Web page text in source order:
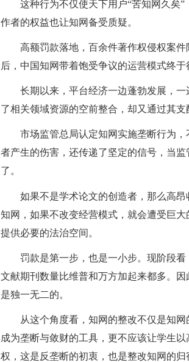
这种行为不仅使天下用户“苦知网久矣
作者的权益也让知网备受质疑。
高额罚款落地，百余件著作权侵权案
后，中国知网带着饱受争议的运营模式终于
长期以来，平台经济一边蓬勃发展，
了相关领域资源的空前整合，却又通过其
市场监管总局认定知网实施垄断行为
者产生的伤害，还传递了坚定的信号，当
了。
如果不是学术论文的创造者，那么高
知网，如果不改变经营模式，就会遭受巨
提供必要的法治空间。
罚款是第一步，也是一小步。现阶段
文献期刊数量比维普和万方加起来都多。
是独一无二的。
从这个角度看，知网的整改不仅是知
成为垄断与敛财的工具，更不应该让学生
权，这是反垄断的初衷，也是整改知网的归